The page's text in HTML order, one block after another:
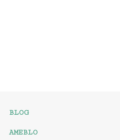
BLOG
AMEBLO